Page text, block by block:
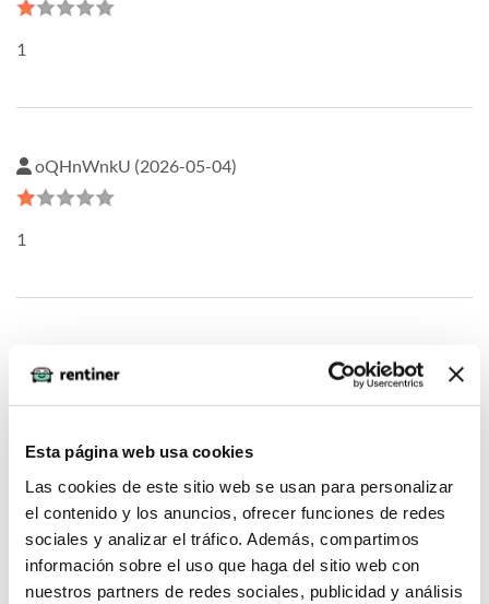
Esta página web usa cookies
Las cookies de este sitio web se usan para personalizar
el contenido y los anuncios, ofrecer funciones de redes
sociales y analizar el tráfico. Además, compartimos
información sobre el uso que haga del sitio web con
nuestros partners de redes sociales, publicidad y análisis
1
oQHnWnkU (2026-05-04)
1
oQHnWnkU (2026-05-04)